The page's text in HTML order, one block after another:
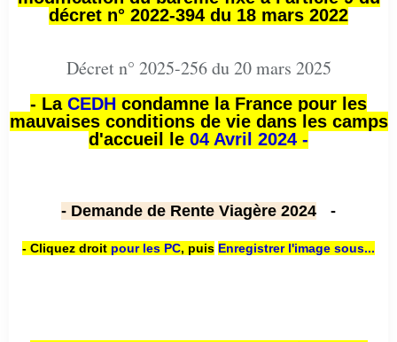
décret n° 2022-394 du 18 mars 2022
Décret n° 2025-256 du 20 mars 2025
- La CEDH condamne la France pour les
mauvaises conditions de vie dans les camps
d'accueil le 04 Avril 2024 -
- Demande de Rente Viagère 2024 -
- Cliquez droit pour les PC, puis Enregistrer l'image sous...